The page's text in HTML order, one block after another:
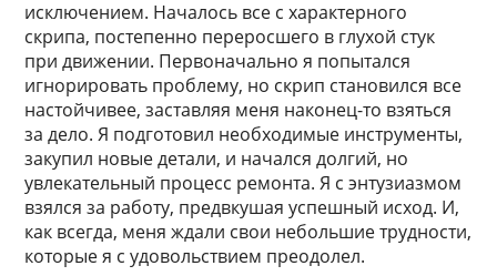
исключением. Началось все с характерного
скрипа, постепенно переросшего в глухой стук
при движении. Первоначально я попытался
игнорировать проблему, но скрип становился все
настойчивее, заставляя меня наконец-то взяться
за дело. Я подготовил необходимые инструменты,
закупил новые детали, и начался долгий, но
увлекательный процесс ремонта. Я с энтузиазмом
взялся за работу, предвкушая успешный исход. И,
как всегда, меня ждали свои небольшие трудности,
которые я с удовольствием преодолел.